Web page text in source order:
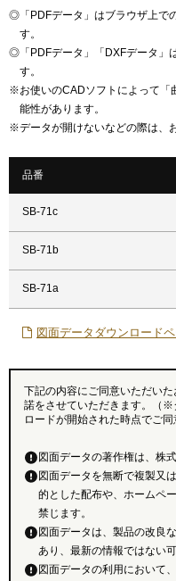
◎ 「PDFデータ」はブラウザ上
す。
◎ 「PDFデータ」「DXFデータ
す。
※お使いのCADソフトによって
能性があります。
※データが開けないなどの際は、
品番
SB-71c
SB-71b
SB-71a
図面データダウンロード
下記の内容にご同意いただい
諾をさせていただきます。（※
ロードが開始された時点でご
図面データの著作権は、株
図面データを無断で複製又
的とした配布や、ホームペ
禁じます。
図面データは、製品の改良
あり、最新の情報ではない
図面データの利用において